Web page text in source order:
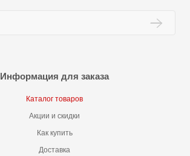
Информация для заказа
Каталог товаров
Акции и скидки
Как купить
Доставка